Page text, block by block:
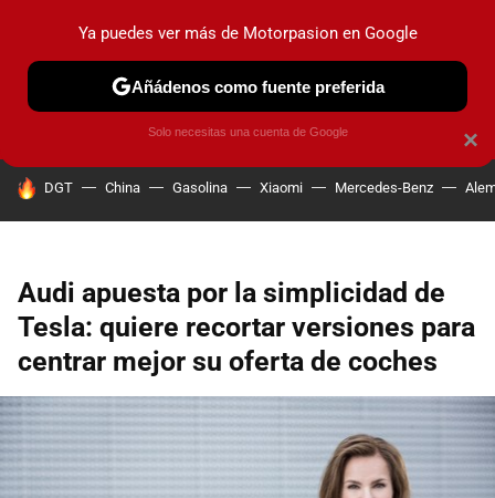
PRUEBAS COCHES ELÉCTRICOS OBSERVATORIO
HOY SE HABLA DE
DGT China Gasolina Xiaomi Mercedes-Benz
Audi apuesta por la simplicidad de
Tesla: quiere recortar versiones para
centrar mejor su oferta de coches
×
Ya puedes ver más de Motorpasion en Google
Añádenos como fuente preferida
Solo necesitas una cuenta de Google